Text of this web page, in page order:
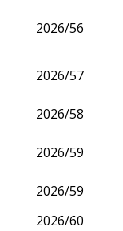
2026/56
2026/57
2026/58
2026/59
2026/59
2026/60